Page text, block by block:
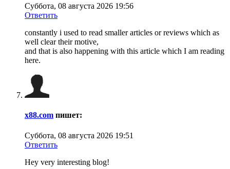
Суббота, 08 августа 2026 19:56
Ответить
constantly i used to read smaller articles or reviews which as
well clear their motive,
and that is also happening with this article which I am reading
here.
x88.com пишет:
Суббота, 08 августа 2026 19:51
Ответить
Hey very interesting blog!